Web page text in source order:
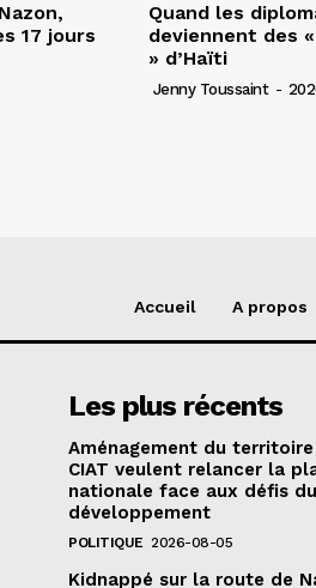
17 jours
Quand les
deviennent des
» d’Haïti
Jenny Toussaint -
Accueil A propos
Les plus récents
Aménagement du territoire
CIAT veulent relancer la
nationale face aux défis du
développement
POLITIQUE 2026-08-05
Kidnappé sur la route de